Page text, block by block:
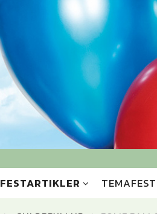
FESTARTIKLER